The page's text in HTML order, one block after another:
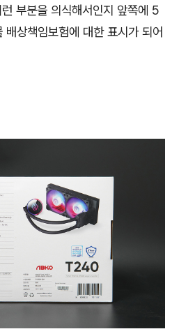
부분을 의식해서인지 앞쪽에 5
배상책임보험에 대한 표시가 되어